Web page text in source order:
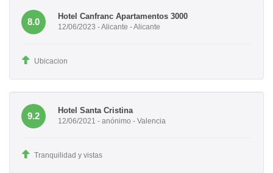
8.0
Hotel Canfranc Apartamentos 3000
12/06/2023 - Alicante - Alicante
Ubicacion
9.2
Hotel Santa Cristina
12/06/2021 - anónimo - Valencia
Tranquilidad y vistas